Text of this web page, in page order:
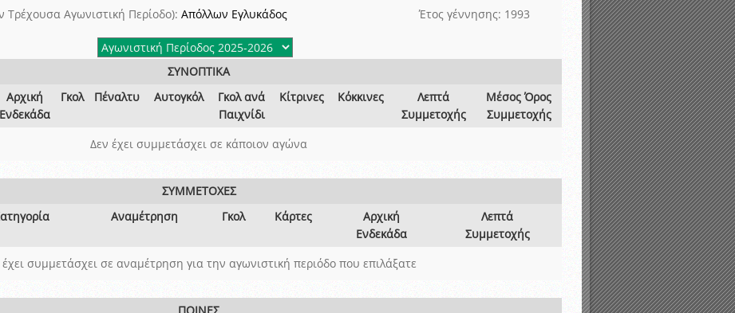
και Κυπέλλου 2015-2016
Τρέχουσα Αγωνιστική Περίοδο): Απόλλων Εγλυκάδος Έτος γέννησης: 1993
ΣΥΝΟΠΤΙΚΑ
Αρχική
Ενδεκάδα
Γκολ Πέναλτυ Αυτογκόλ
Γκολ ανά
Παιχνίδι
Κίτρινες Κόκκινες
Λεπτά
Συμμετοχής
Μέσος Όρος
Συμμετοχής
Δεν έχει συμμετάσχει σε κάποιον αγώνα
ΣΥΜΜΕΤΟΧΕΣ
Αναμέτρηση Γκολ Κάρτες
Αρχική
Ενδεκάδα
Λεπτά
Συμμετοχής
συμμετάσχει σε αναμέτρηση για την αγωνιστική περιόδο που επιλάξατε